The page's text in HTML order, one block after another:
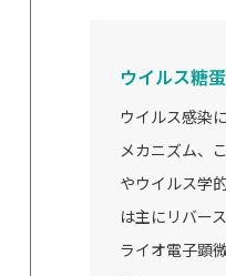
ウイルス糖
ウイルス感染
メカニズム、
やウイルス学
は主にリバー
ライオ電子顕